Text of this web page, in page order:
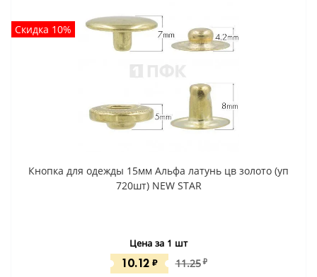
Скидка 10%
Кнопка для одежды 15мм Альфа латунь цв золото (уп
720шт) NEW STAR
Цена за 1 шт
10.12 ₽ 11.25 ₽